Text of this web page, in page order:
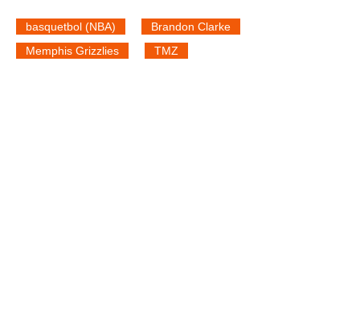
basquetbol (NBA)
Brandon Clarke
Memphis Grizzlies
TMZ